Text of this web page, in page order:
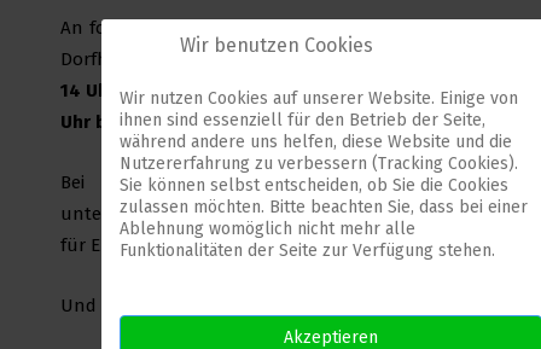
An folgenden Terminen werden wir die Karten im
Dorfhaus in Rappach zurücknehmen:
14 Uhr bis 18 Uhr, 03.10.2020 10 Uhr bis 12 Uhr, 14
Uhr bis 16 Uhr
Bei Fragen hierzu, bitte Daniela Stadtmüller
unter 0162 - 915 54 51, kontaktieren. Vielen Dank
für Euer Verständnis.
Und auf ein baldiges Wiedersehen
Wir benutzen Cookies
Wir nutzen Cookies auf unserer Website. Einige von
ihnen sind essenziell für den Betrieb der Seite,
während andere uns helfen, diese Website und die
Nutzererfahrung zu verbessern (Tracking Cookies).
Sie können selbst entscheiden, ob Sie die Cookies
zulassen möchten. Bitte beachten Sie, dass bei einer
Ablehnung womöglich nicht mehr alle
Funktionalitäten der Seite zur Verfügung stehen.
Akzeptieren